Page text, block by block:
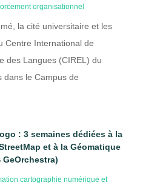
organisationnel
la cité universitaire et les
Centre International de
des Langues (CIREL) du
dans le Campus de
: 3 semaines dédiées à la
et à la Géomatique
GeOrchestra)
cartographie numérique et